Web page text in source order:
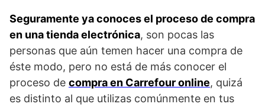
Seguramente ya conoces el proceso de compra
en una tienda electrónica, son pocas las
personas que aún temen hacer una compra de
éste modo, pero no está de más conocer el
proceso de compra en Carrefour online, quizá
es distinto al que utilizas comúnmente en tus